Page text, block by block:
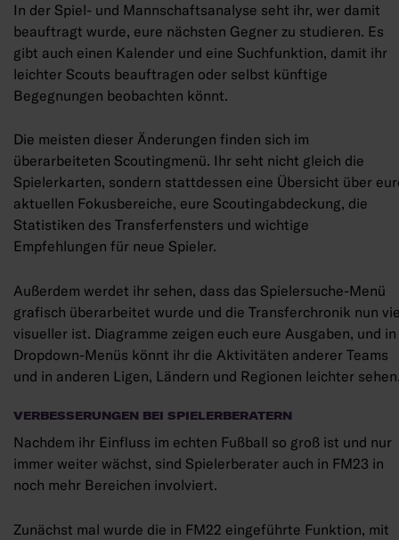
In der Spiel- und Mannschaftsanalyse seht ihr, wer damit
beauftragt wurde, eure nächsten Gegner zu studieren. Es
gibt auch einen Kalender und eine Suchfunktion, damit ihr
leichter Scouts beauftragen oder selbst künftige
Begegnungen beobachten könnt.
Die meisten dieser Änderungen finden sich im
überarbeiteten Scoutingmenü. Ihr seht nicht gleich die
Spielerkarten, sondern stattdessen eine Übersicht über
aktuellen Fokusbereiche, eure Scoutingabdeckung, die
Statistiken des Transferfensters und wichtige
Empfehlungen für neue Spieler.
Außerdem werdet ihr sehen, dass das Spielersuche-Menü
grafisch überarbeitet wurde und die Transferchronik nun
visueller ist. Diagramme zeigen euch eure Ausgaben, und in
Dropdown-Menüs könnt ihr die Aktivitäten anderer Teams
und in anderen Ligen, Ländern und Regionen leichter
VERBESSERUNGEN BEI SPIELERBERATERN
Nachdem ihr Einfluss im echten Fußball so groß ist und nur
immer weiter wächst, sind Spielerberater auch in FM23 in
noch mehr Bereichen involviert.
Zunächst mal wurde die in FM22 eingeführte Funktion, mit